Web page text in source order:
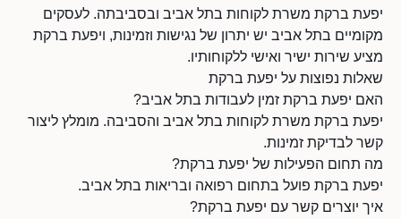
יפעת ברקת משרת לקוחות בתל אביב ובסביבתה. לעסקים
מקומיים בתל אביב יש יתרון של נגישות וזמינות, ויפעת ברקת
מציע שירות ישיר ואישי ללקוחותיו.
שאלות נפוצות על יפעת ברקת
האם יפעת ברקת זמין לעבודות בתל אביב?
יפעת ברקת משרת לקוחות בתל אביב והסביבה. מומלץ ליצור
קשר לבדיקת זמינות.
מה תחום הפעילות של יפעת ברקת?
יפעת ברקת פועל בתחום רפואה ובריאות בתל אביב.
איך יוצרים קשר עם יפעת ברקת?